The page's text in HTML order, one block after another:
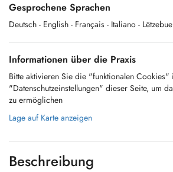
Gesprochene Sprachen
Deutsch - English - Français - Italiano -
Informationen über die Praxis
Bitte aktivieren Sie die "funktionalen Cookies"
"Datenschutzeinstellungen" dieser Seite, um
zu ermöglichen
Lage auf Karte anzeigen
Beschreibung